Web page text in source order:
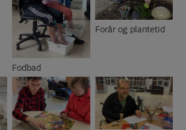
Fodbad
Forår og plantetid